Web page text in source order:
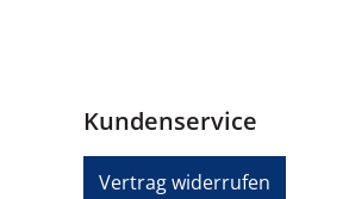
Kundenservice
Vertrag widerrufen